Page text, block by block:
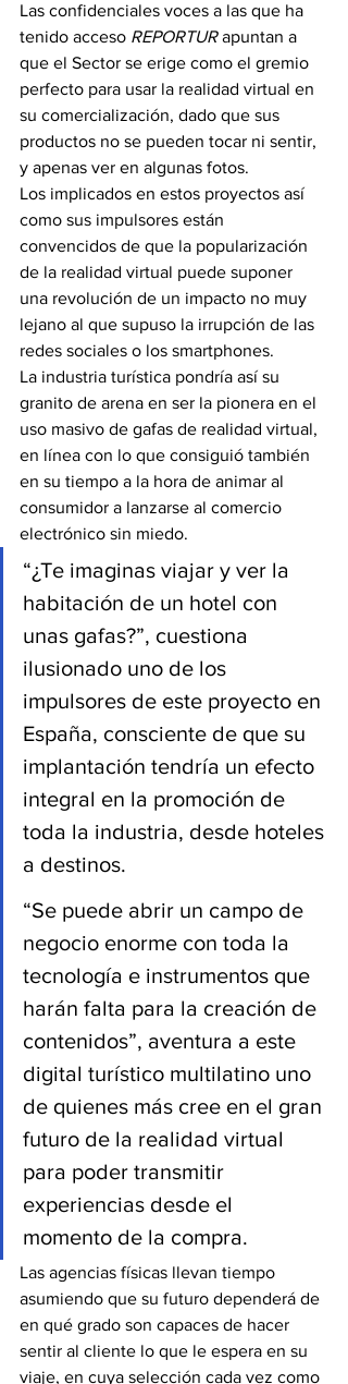
Las confidenciales voces a las que ha
tenido acceso REPORTUR apuntan a
que el Sector se erige como el gremio
perfecto para usar la realidad virtual en
su comercialización, dado que sus
productos no se pueden tocar ni sentir,
y apenas ver en algunas fotos.
Los implicados en estos proyectos así
como sus impulsores están
convencidos de que la popularización
de la realidad virtual puede suponer
una revolución de un impacto no muy
lejano al que supuso la irrupción de las
redes sociales o los smartphones.
La industria turística pondría así su
granito de arena en ser la pionera en el
uso masivo de gafas de realidad virtual,
en línea con lo que consiguió también
en su tiempo a la hora de animar al
consumidor a lanzarse al comercio
electrónico sin miedo.
“¿Te imaginas viajar y ver la
habitación de un hotel con
unas gafas?”, cuestiona
ilusionado uno de los
impulsores de este proyecto en
España, consciente de que su
implantación tendría un efecto
integral en la promoción de
toda la industria, desde hoteles
a destinos.
“Se puede abrir un campo de
negocio enorme con toda la
tecnología e instrumentos que
harán falta para la creación de
contenidos”, aventura a este
digital turístico multilatino uno
de quienes más cree en el gran
futuro de la realidad virtual
para poder transmitir
experiencias desde el
momento de la compra.
Las agencias físicas llevan tiempo
asumiendo que su futuro dependerá de
en qué grado son capaces de hacer
sentir al cliente lo que le espera en su
viaje, en cuya selección cada vez como